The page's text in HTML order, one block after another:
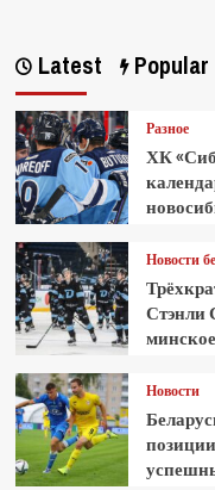
Latest Popular
Разное
ХК
Новости
Стэнли
Новости